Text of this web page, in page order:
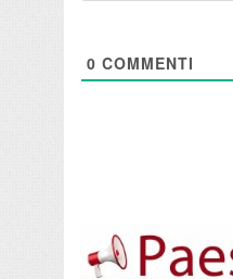
0 COMMENTI